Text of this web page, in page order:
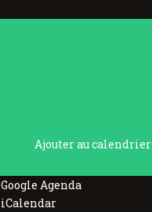
Ajouter au calendrier
Google Agenda
iCalendar